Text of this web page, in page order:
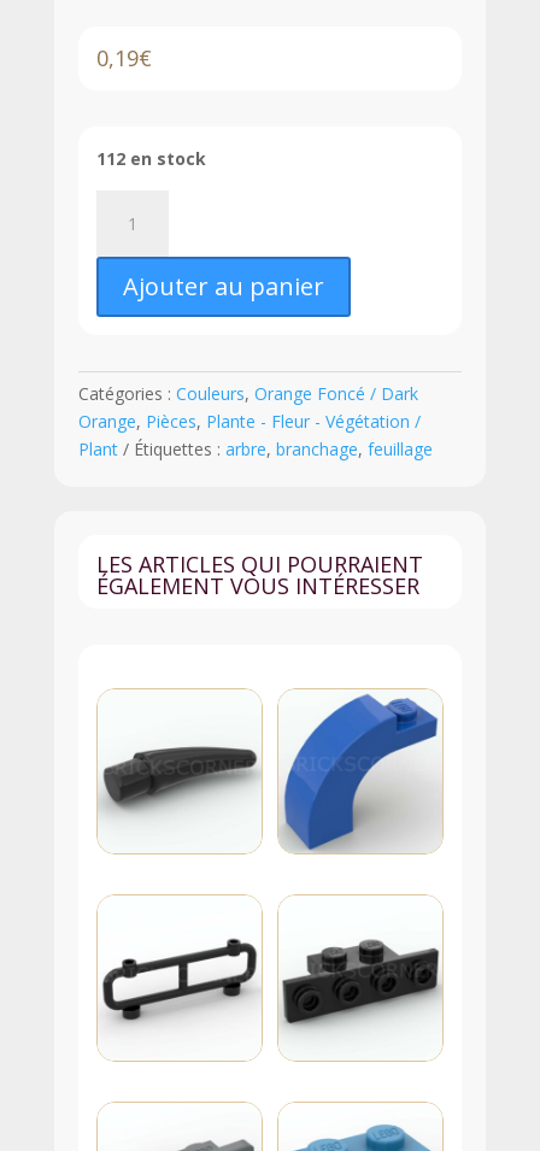
0,19€
112 en stock
LEGO®
Feuille
/
4
x
3
-
Foncé
Ajouter au panier
Catégories : Couleurs, Orange Foncé / Dark
Orange, Pièces, Plante - Fleur - Végétation /
Plant
Étiquettes : arbre, branchage, feuillage
LES ARTICLES QUI POURRAIENT
ÉGALEMENT VOUS INTÉRESSER